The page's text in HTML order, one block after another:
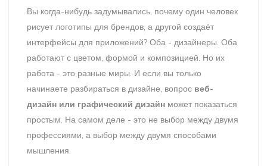
Вы когда-нибудь задумывались, почему один человек
рисует логотипы для брендов, а другой создаёт
интерфейсы для приложений? Оба - дизайнеры. Оба
работают с цветом, формой и композицией. Но их
работа - это разные миры. И если вы только
начинаете разбираться в дизайне, вопрос веб-
дизайн или графический дизайн может показаться
простым. На самом деле - это не выбор между двумя
профессиями, а выбор между двумя способами
мышления.